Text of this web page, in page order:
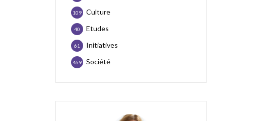
Culture
109
Etudes
40
Initiatives
61
Société
469